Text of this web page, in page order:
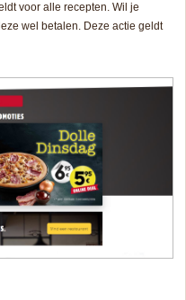
voor alle recepten. Wil je
wel betalen. Deze actie geldt